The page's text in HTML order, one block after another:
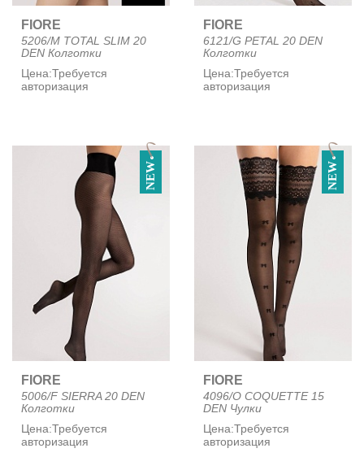
FIORE
5206/M TOTAL SLIM 20
DEN Колготки
Цена:Требуется
авторизация
FIORE
6121/G PETAL 20 DEN
Колготки
Цена:Требуется
авторизация
NEW
FIORE
5006/F SIERRA 20 DEN
Колготки
Цена:Требуется
авторизация
NEW
FIORE
4096/O COQUETTE 15
DEN Чулки
Цена:Требуется
авторизация